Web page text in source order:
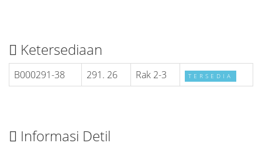
Ketersediaan
B000291-38 291. 26 Rak 2-3 TERSEDIA
Informasi Detil